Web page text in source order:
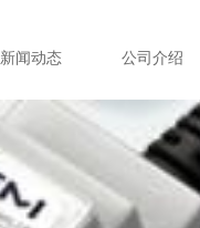
新闻动态 公司介绍